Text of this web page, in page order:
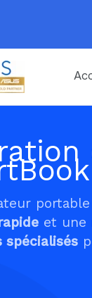
et une